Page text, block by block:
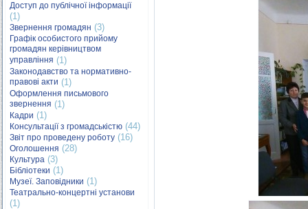
Доступ до публічної інформації
(1)
Звернення громадян (3)
Графік особистого прийому
громадян керівництвом
управління (1)
Законодавство та нормативно-
правові акти (1)
Оформлення письмового
звернення (1)
Кадри (1)
Консультації з громадськістю (44)
Звіт про проведену роботу (16)
Оголошення (28)
Культура (3)
Бібліотеки (1)
Музеї. Заповідники (1)
Театрально-концертні установи
(1)